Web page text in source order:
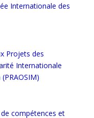
Internationale des
Projets des
Internationale
compétences et